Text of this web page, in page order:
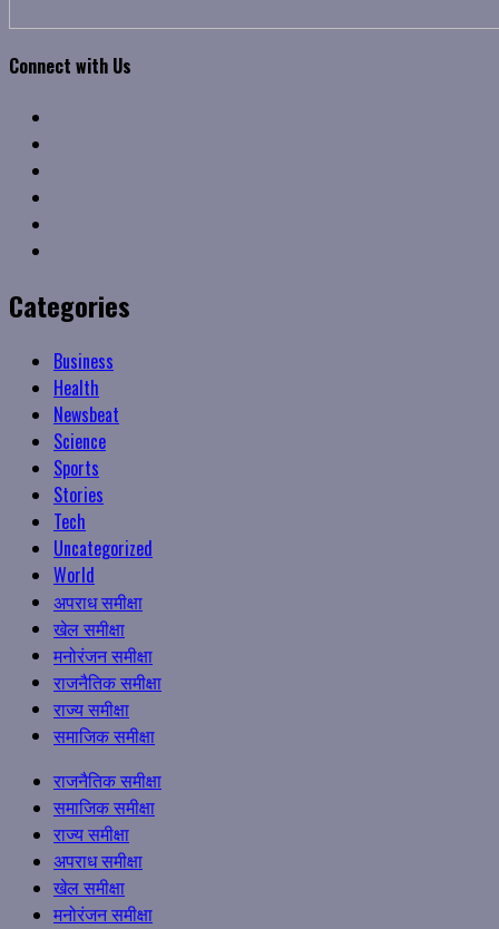
Connect with Us
Categories
Business
Health
Newsbeat
Science
Sports
Stories
Tech
Uncategorized
World
अपराध समीक्षा
खेल समीक्षा
मनोरंजन समीक्षा
राजनैतिक समीक्षा
राज्य समीक्षा
समाजिक समीक्षा
Primary
Menu
राजनैतिक समीक्षा
समाजिक समीक्षा
राज्य समीक्षा
अपराध समीक्षा
खेल समीक्षा
मनोरंजन समीक्षा